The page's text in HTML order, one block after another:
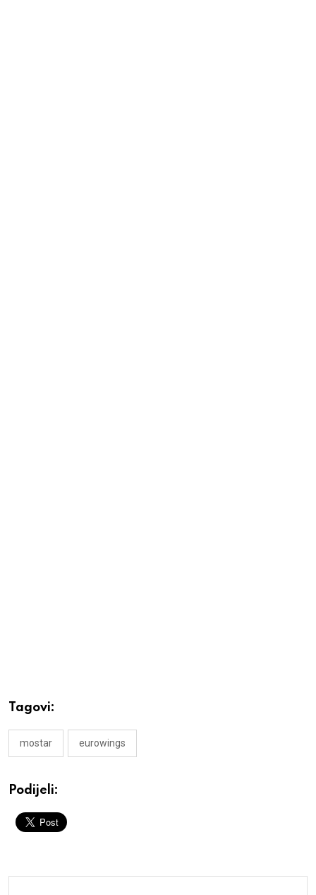
Tagovi:
mostar eurowings
Podijeli: